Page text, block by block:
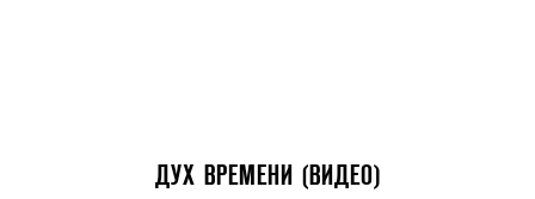
ДУХ ВРЕМЕНИ (ВИДЕО)